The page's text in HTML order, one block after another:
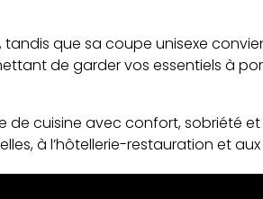
que sa coupe unisexe
de garder vos essentiels à
cuisine avec confort, sobriété
à l’hôtellerie-restauration et